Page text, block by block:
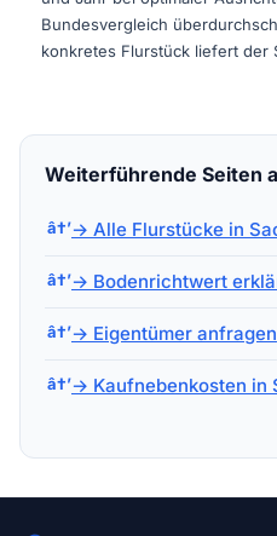
Bundesvergleich
konkretes Flurstück liefert der
Weiterführende Seiten
→ Alle Flurstücke in
→ Bodenrichtwert
→ Eigentümer anfragen
→ Kaufnebenkosten in